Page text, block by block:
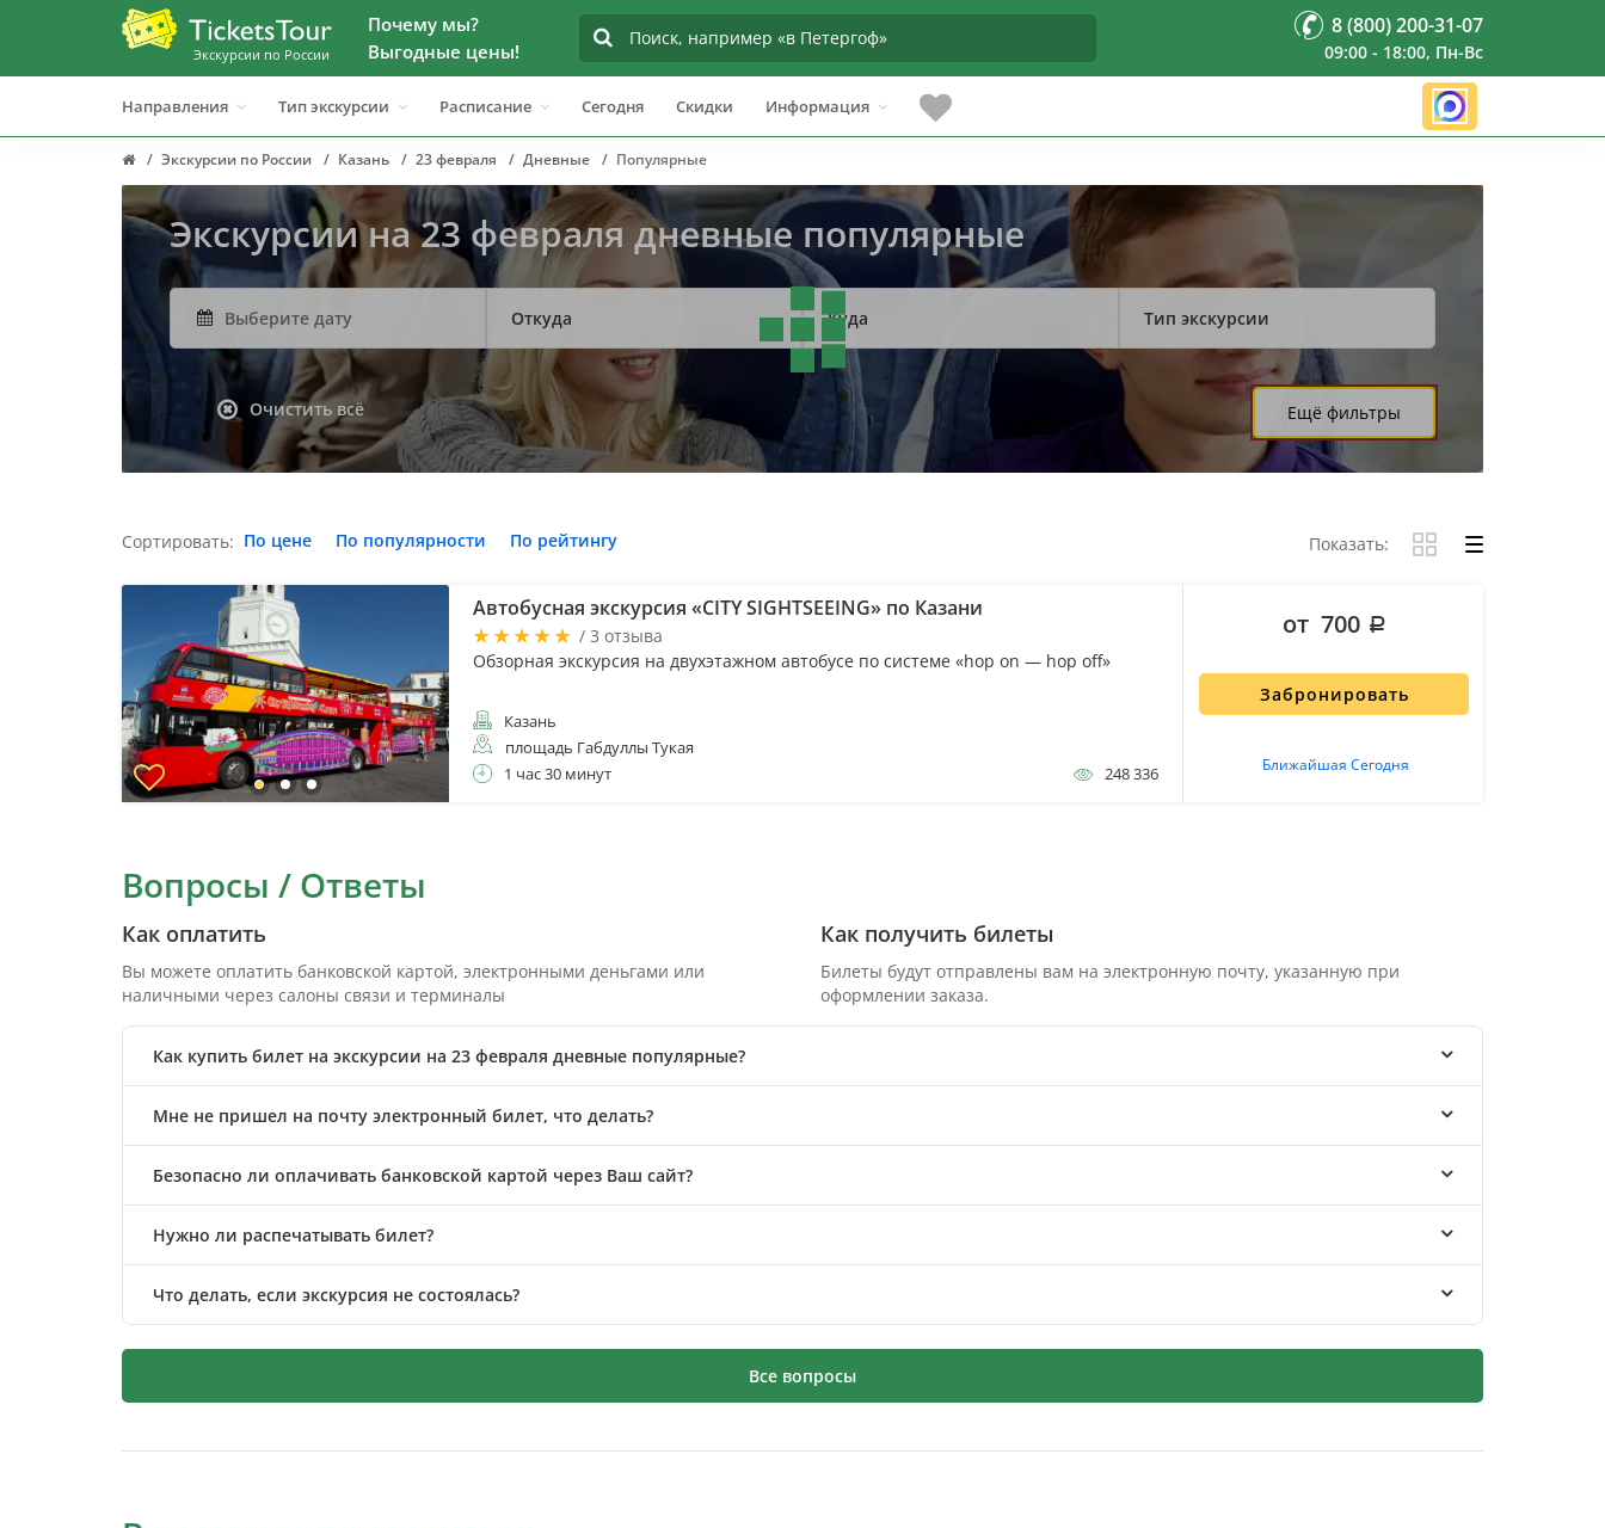
Экскурсии по России
Почему мы?
Выгодные цены!
8 (800) 200-31-07
09:00 - 18:00, Пн-Вс
Направления Тип экскурсии Расписание Сегодня Скидки Информация
Экскурсии по России Казань 23 февраля Дневные Популярные
Экскурсии на 23 февраля дневные популярные
Откуда Куда Тип экскурсии
Очистить всё Ещё фильтры
Сортировать: По цене По популярности По рейтингу Показать:
Автобусная экскурсия «CITY SIGHTSEEING» по Казани
/ 3 отзыва
Обзорная экскурсия на двухэтажном автобусе по системе «hop on — hop off»
Казань
площадь Габдуллы Тукая
1 час 30 минут
248 336
Забронировать
Ближайшая Сегодня
от 700
Вопросы / Ответы
Как оплатить
Вы можете оплатить банковской картой, электронными деньгами или
наличными через салоны связи и терминалы
Как получить билеты
Билеты будут отправлены вам на электронную почту, указанную при
оформлении заказа.
Как купить билет на экскурсии на 23 февраля дневные популярные?
Мне не пришел на почту электронный билет, что делать?
Безопасно ли оплачивать банковской картой через Ваш сайт?
Нужно ли распечатывать билет?
Что делать, если экскурсия не состоялась?
Все вопросы